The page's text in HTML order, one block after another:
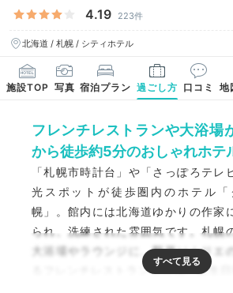
4.19 223件
北海道 / 札幌 / シティホテル
施設TOP 写真 宿泊プラン 過ごし方 口コミ 地
フレンチレストランや大浴場
から徒歩約5分のおしゃれホテ
「札幌市時計台」や「さっぽろテレ
光スポットが徒歩圏内のホテル
幌」。館内には北海道ゆかりの作家
られ、洗練された雰囲気です。札幌
大浴場やラウンジに、野菜ソムリエ
るフレンチレストランも完備。誕生